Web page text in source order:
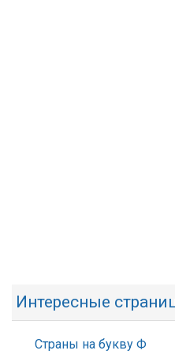
Интересные
Страны на букву Ф